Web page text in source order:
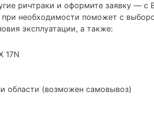
ричтраки и оформите заявку — с
необходимости поможет с
эксплуатации, а также:
17N
области (возможен самовывоз)